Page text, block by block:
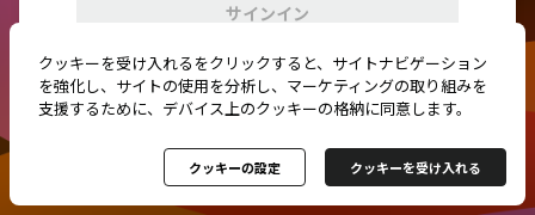
サインイン
初めてご利用ですか？新規登録
クッキーを受け入れるをクリックすると、サイトナビゲーション
を強化し、サイトの使用を分析し、マーケティングの取り組みを
支援するために、デバイス上のクッキーの格納に同意します。
クッキーの設定 クッキーを受け入れる